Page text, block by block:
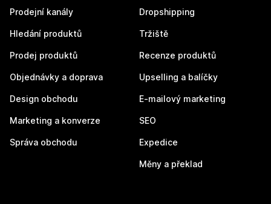
Prodejní kanály
Hledání produktů
Prodej produktů
Objednávky a doprava
Design obchodu
Marketing a konverze
Správa obchodu
Dropshipping
Tržiště
Recenze produktů
Upselling a balíčky
E-mailový marketing
SEO
Expedice
Měny a překlad